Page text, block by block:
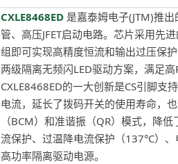
CXLE8468ED 是嘉泰姆电子(JTM)推
管、高压JFET启动电路。芯片采用先
组即可实现高精度恒流和输出过压保
两级隔离无频闪LED驱动方案，满足
CXLE8468ED的一大创新是CS引脚
电流，延长了拨码开关的使用寿命，
（BCM）和准谐振（QR）模式，降
流保护、过温降电流保护（137°C）
高功率隔离驱动电源。